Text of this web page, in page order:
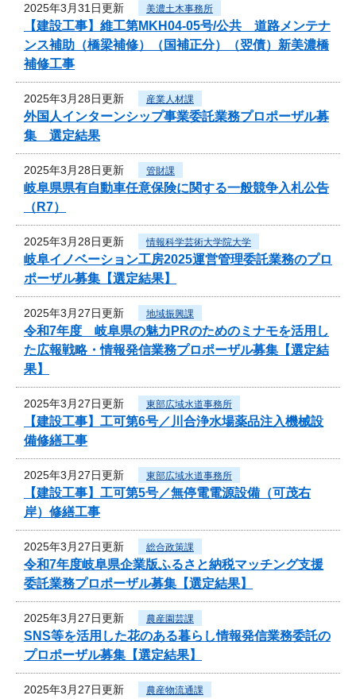
2025年3月31日更新 美濃土木事務所
【建設工事】維工第MKH04-05号/公共 道路メンテナ
ンス補助（橋梁補修）（国補正分）（翌債）新美濃橋
補修工事
2025年3月28日更新 産業人材課
外国人インターンシップ事業委託業務プロポーザル募
集 選定結果
2025年3月28日更新 管財課
岐阜県県有自動車任意保険に関する一般競争入札公告
（R7）
2025年3月28日更新 情報科学芸術大学院大学
岐阜イノベーション工房2025運営管理委託業務のプロ
ポーザル募集【選定結果】
2025年3月27日更新 地域振興課
令和7年度 岐阜県の魅力PRのためのミナモを活用し
た広報戦略・情報発信業務プロポーザル募集【選定結
果】
2025年3月27日更新 東部広域水道事務所
【建設工事】工可第6号／川合浄水場薬品注入機械設
備修繕工事
2025年3月27日更新 東部広域水道事務所
【建設工事】工可第5号／無停電電源設備（可茂右
岸）修繕工事
2025年3月27日更新 総合政策課
令和7年度岐阜県企業版ふるさと納税マッチング支援
委託業務プロポーザル募集【選定結果】
2025年3月27日更新 農産園芸課
SNS等を活用した花のある暮らし情報発信業務委託の
プロポーザル募集【選定結果】
2025年3月27日更新 農産物流通課